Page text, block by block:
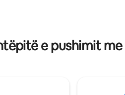
e pushimit